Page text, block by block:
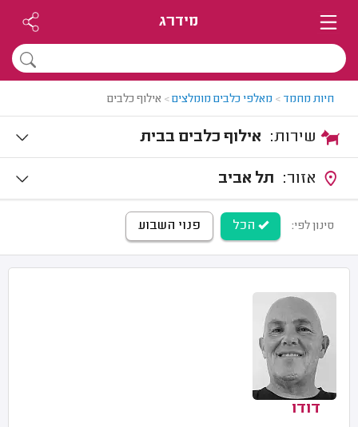
מידרג
חיות מחמד > מאלפי כלבים מומלצים> אילוף כלבים
אילוף כלבים בבית
תל אביב
סינון לפי: הכל פנוי השבוע
דודו